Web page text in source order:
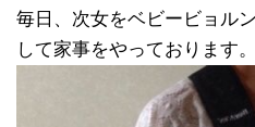
毎日、次女をベビービョル
して家事をやっております。